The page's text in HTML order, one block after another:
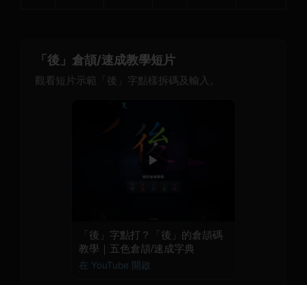
「後」倉頡/速成教學短片
觀看短片示範「後」字點樣拆碼及輸入。
▶
「後」字點打？「後」的倉頡碼
教學｜五色倉頡/速成字典
在 YouTube 開啟